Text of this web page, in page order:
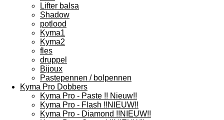
Lifter balsa
Shadow
potlood
Kyma1
Kyma2
fles
druppel
Bijoux
Pastepennen / bolpennen
Kyma Pro Dobbers
Kyma Pro - Paste !! Nieuw!!
Kyma Pro - Flash !!NIEUW!!
Kyma Pro - Diamond !!NIEUW!!